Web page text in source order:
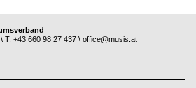
T: +43 660 98 27 437 \ office@musis.at